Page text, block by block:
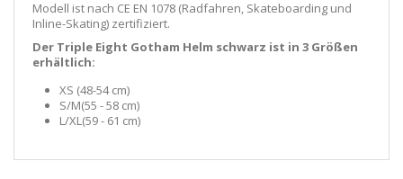
Modell ist nach CE EN 1078 (Radfahren, Skateboarding und
Inline-Skating) zertifiziert.
Der Triple Eight Gotham Helm schwarz ist in 3 Größen
erhältlich:
XS (48-54 cm)
S/M(55 - 58 cm)
L/XL(59 - 61 cm)